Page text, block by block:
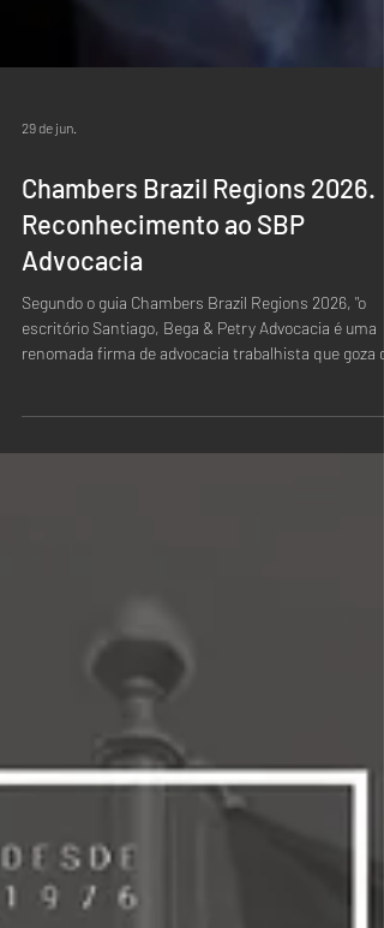
Chambers Brazil Regions 2026.
Reconhecimento ao SBP
Advocacia
Segundo o guia Chambers Brazil Regions 2026, "o
escritório Santiago, Bega & Petry Advocacia é uma
invejável reputação no Paraná".